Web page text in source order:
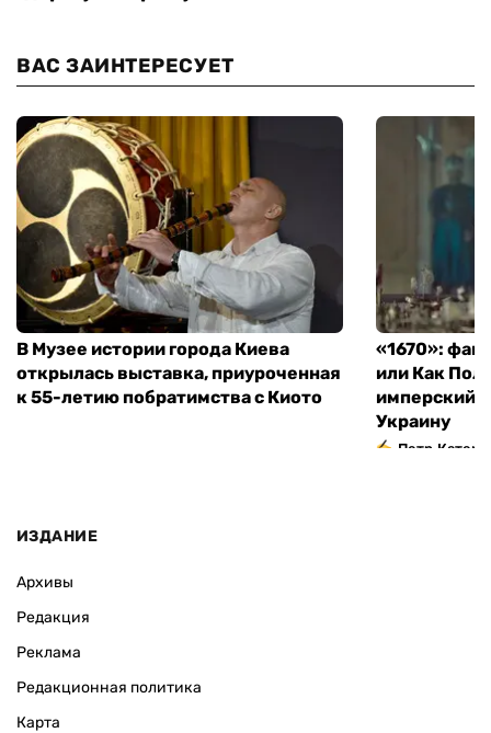
ВАС ЗАИНТЕРЕСУЕТ
В Музее истории города Киева
открылась выставка, приуроченная
к 55-летию побратимства с Киото
«1670»:
или Как
имперский
Украину
Петр
ИЗДАНИЕ
Архивы
Редакция
Реклама
Редакционная политика
Карта